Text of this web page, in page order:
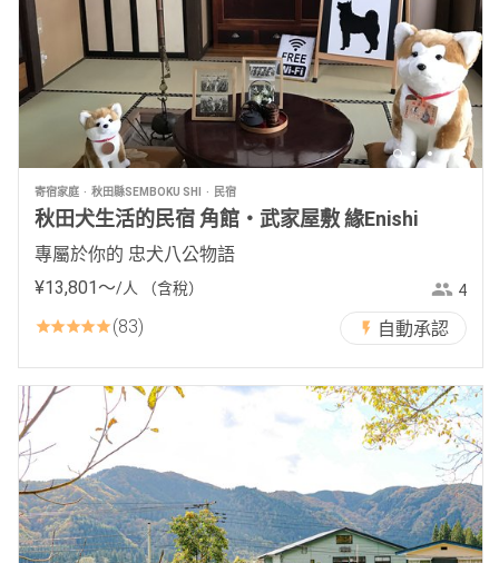
寄宿家庭 秋田縣SEMBOKU SHI 民宿
秋田犬生活的民宿 角館・武家屋敷 緣Enishi
專屬於你的 忠犬八公物語
¥13,801〜/人 （含稅） 4
83 自動承認